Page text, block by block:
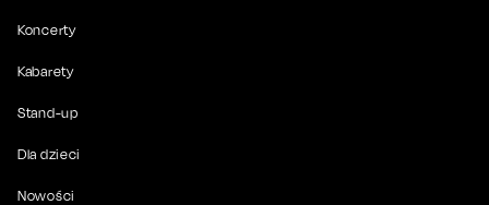
Koncerty
Kabarety
Stand-up
Dla dzieci
Nowości